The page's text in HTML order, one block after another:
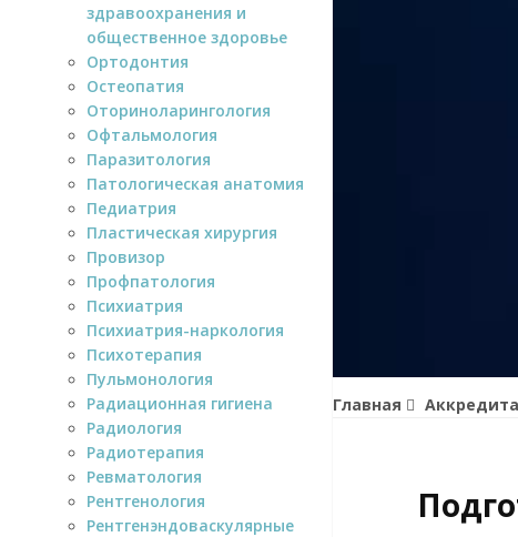
здравоохранения и
общественное здоровье
Ортодонтия
Остеопатия
Оториноларингология
Офтальмология
Паразитология
Патологическая анатомия
Педиатрия
Пластическая хирургия
Провизор
Профпатология
Психиатрия
Психиатрия-наркология
Психотерапия
Пульмонология
Радиационная гигиена
Радиология
Радиотерапия
Ревматология
Рентгенология
Рентгенэндоваскулярные
Главная